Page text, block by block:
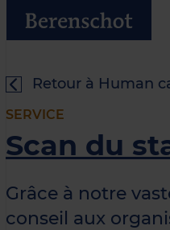
Retour à Human
SERVICE
Scan du
Grâce à notre
conseil aux